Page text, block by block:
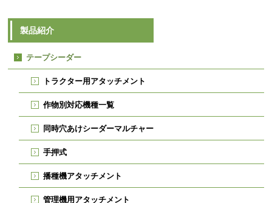
製品紹介
テープシーダー
トラクター用アタッチメント
作物別対応機種一覧
同時穴あけシーダーマルチャー
手押式
播種機アタッチメント
管理機用アタッチメント